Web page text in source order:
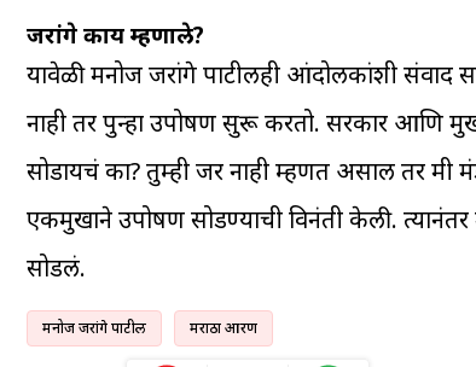
जरांगे काय म्हणाले?
यावेळी मनोज जरांगे पाटीलही आंदोलकांशी
नाही तर पुन्हा उपोषण सुरू करतो. सरकार आणि
सोडायचं का? तुम्ही जर नाही म्हणत असाल तर
एकमुखाने उपोषण सोडण्याची विनंती केली.
सोडलं.
मनोज जरांगे पाटील मराठा आरक्षण